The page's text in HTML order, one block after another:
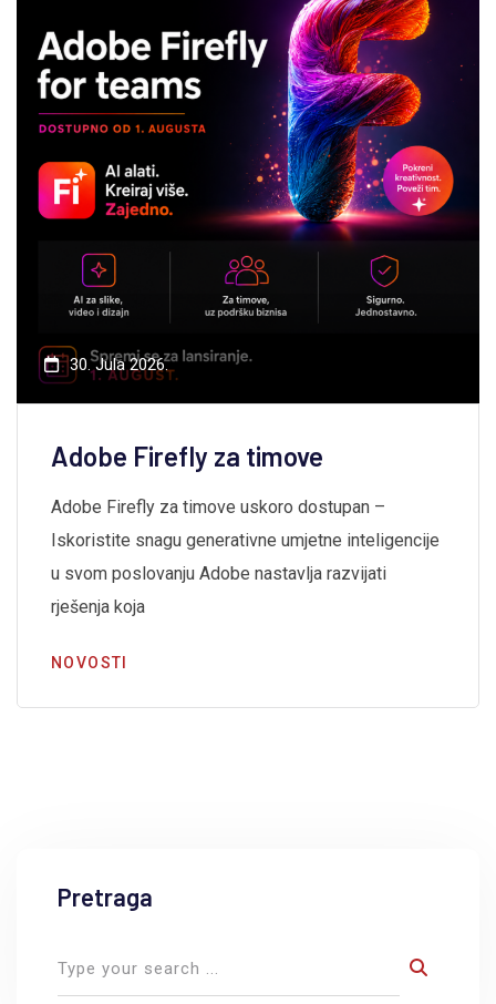
30. Jula 2026.
Adobe Firefly za timove
Adobe Firefly za timove uskoro dostupan –
Iskoristite snagu generativne umjetne inteligencije
u svom poslovanju Adobe nastavlja razvijati
rješenja koja
NOVOSTI
Pretraga